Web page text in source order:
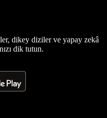
dikey diziler ve yapay zekâ
dik tutun.